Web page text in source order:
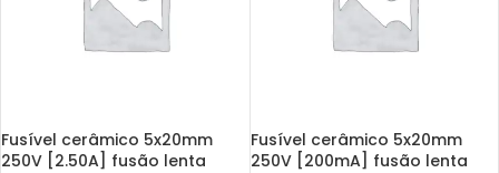
Fusível cerâmico 5x20mm
250V [2.50A] fusão lenta
Fusível cerâmico 5x20mm
250V [200mA] fusão lenta